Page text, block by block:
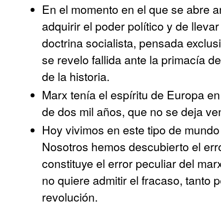
En el momento en el que se abre
adquirir el poder político y de
doctrina socialista, pensada
se revelo fallida ante la primacía
de la historia.
Marx tenía el espíritu de Europa
de dos mil años, que no se deja
Hoy vivimos en este tipo de
Nosotros hemos descubierto el
constituye el error peculiar del
no quiere admitir el fracaso, tanto
revolución.